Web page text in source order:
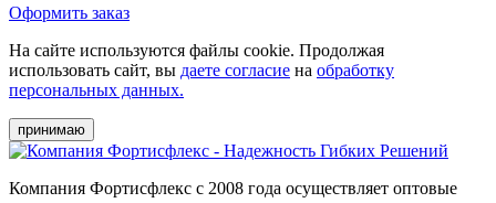
Оформить заказ
На сайте используются файлы cookie. Продолжая
использовать сайт, вы даете согласие на обработку
персональных данных.
принимаю
Компания Фортисфлекс с 2008 года осуществляет оптовые